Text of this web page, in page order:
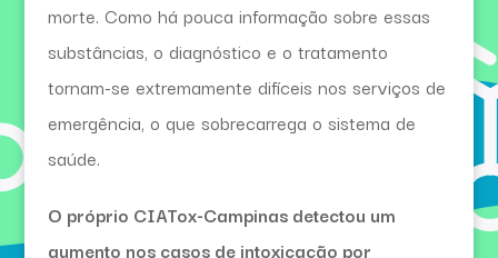
morte. Como há pouca informação sobre essas
substâncias, o diagnóstico e o tratamento
tornam-se extremamente difíceis nos serviços de
emergência, o que sobrecarrega o sistema de
saúde.
O próprio CIATox-Campinas detectou um
aumento nos casos de intoxicação por